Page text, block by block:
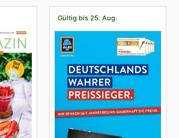
Gültig bis 25. Aug.